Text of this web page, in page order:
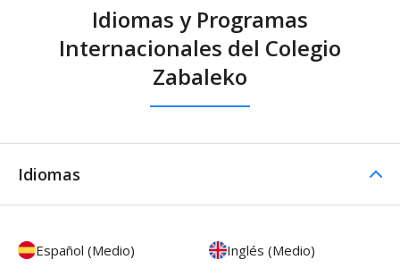
Idiomas y Programas
Internacionales del Colegio
Zabaleko
Idiomas
Español (Medio)
Inglés (Medio)